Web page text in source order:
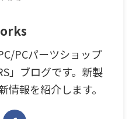
PCパーツショップ
」ブログです。新製
情報を紹介します。